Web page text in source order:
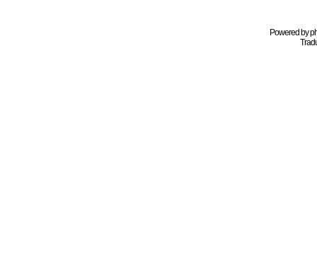
Powered by